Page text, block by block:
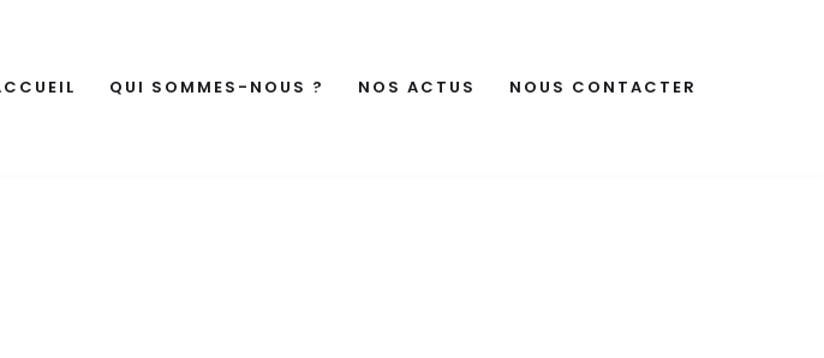
QUI SOMMES-NOUS ? NOS ACTUS NOUS CONTACTER